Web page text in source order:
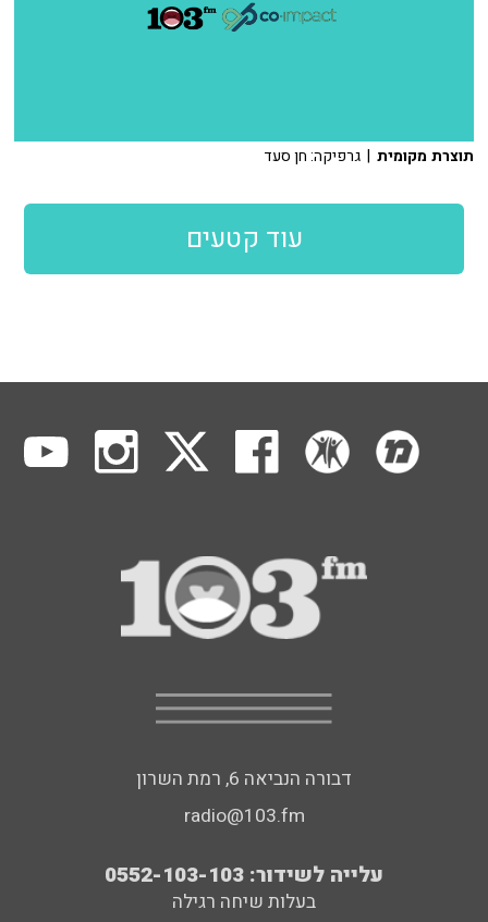
תוצרת מקומית | גרפיקה: חן סעד
עוד קטעים
דבורה הנביאה 6, רמת השרון
radio@103.fm
עלייה לשידור: 0552-103-103
בעלות שיחה רגילה